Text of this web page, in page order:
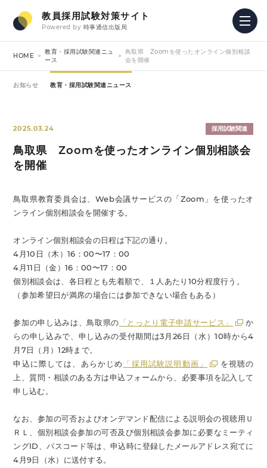
教員採用試験対策サイト
Powered by 時事通信出版局
HOME
教育・採用試験関連ニュ
ース
鳥取県 Zoomを使ったオンライン個別相談
会を開催
お知らせ 教育・採用試験関連ニュース
2025.03.24 採用試験関連
鳥取県 Zoomを使ったオンライン個別相談会
を開催
鳥取県教育委員会は、Web会議サービスの「Zoom」を使ったオ
ンライン個別相談会を開催する。
オンライン個別相談会の日程は下記の通り。
4月10日（木）16：00〜17：00
4月11日（金）16：00〜17：00
個別相談会は、各日程とも先着順で、１人あたり10分程度行う。
（参加希望日が満席の場合には参加できない場合もある）
参加の申し込みは、鳥取県の 「とっとり電子申請サービス」
か
らの申し込みで、申し込みの受付期間は3月26日（水）10時から4
月7日（月）12時まで。
申込に際しては、あらかじめ 「採用試験説明動画」
を視聴の
上、質問・相談のある方は申込フォームから、必要事項を記入して
申し込む。
なお、参加の可否およびオンデマンド配信による説明会の視聴用Ｕ
ＲＬ、個別相談会参加の可否及び個別相談会参加に必要なミーティ
ングID、パスコード等は、申込時に登録したメールアドレス宛てに
4月9日（水）に送付する。